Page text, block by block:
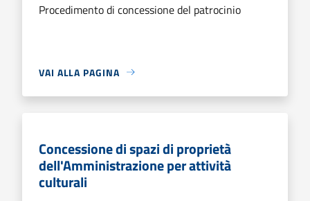
Procedimento di concessione del patrocinio
VAI ALLA PAGINA
Concessione di spazi di proprietà
dell'Amministrazione per attività
culturali